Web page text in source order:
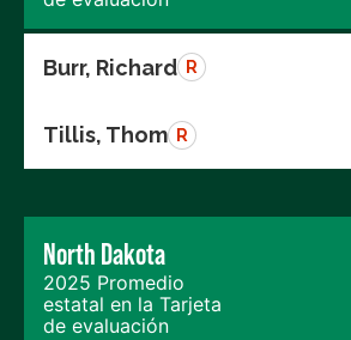
Burr, Richard R
Tillis, Thom R
North Dakota
2025 Promedio
estatal en la Tarjeta
de evaluación